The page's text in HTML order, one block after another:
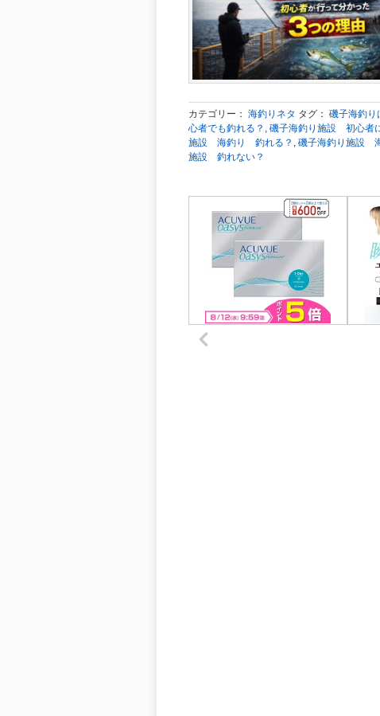
カテゴリー： 海釣りネタ タグ： 磯子海釣り
心者でも釣れる？ , 磯子海釣り施設 初心者
施設 海釣り 釣れる？ , 磯子海釣り施設
施設 釣れない？